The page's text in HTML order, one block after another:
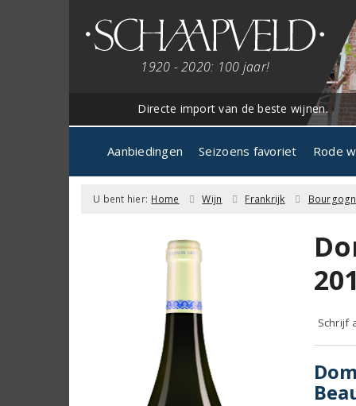
1920 - 2020: 100 jaar!
Directe import van de beste wijnen.
Aanbiedingen Seizoens favoriet Rode
U bent hier: Home Wijn Frankrijk
Schrijf